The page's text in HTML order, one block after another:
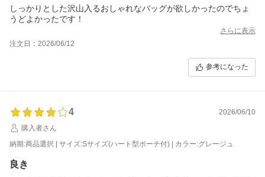
しっかりとした沢山入るおしゃれなバッグが欲しかったのでちょ
うどよかったです！
さらに表示
注文日：2026/06/12
参考になった
4
2026/06/10
購入者さん
納期:商品選択 | サイズ:Sサイズ(ハート型ポーチ付) | カラー:グレージュ
良き